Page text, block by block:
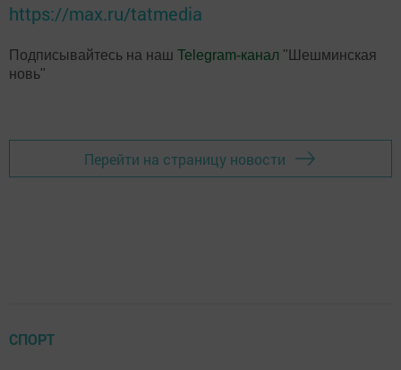
https://max.ru/tatmedia
Подписывайтесь на наш Telegram-канал "Шешминская
новь"
Перейти на страницу новости
СПОРТ